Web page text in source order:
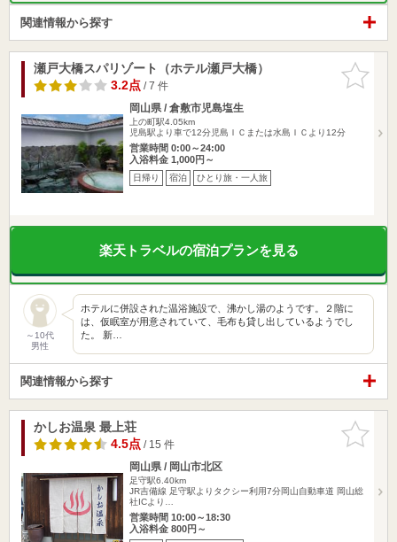
関連情報から探す
お気に入
りに追加
瀬戸大橋スパリゾート（ホテル瀬戸大橋）
3.2点/ 7 件
岡山県 / 倉敷市児島塩生
上の町駅4.05km
児島駅より車で12分児島ＩＣまたは水島ＩＣより12分
営業時間 0:00～24:00
入浴料金 1,000円～
日帰り 宿泊 ひとり旅・一人旅
楽天トラベルの宿泊プランを見る
～10代
男性
ホテルに併設された温浴施設で、沸かし湯のようです。２階に
は、仮眠室が用意されていて、毛布も貸し出しているようでし
た。 新…
関連情報から探す
お気に入
りに追加
かしお温泉 最上荘
4.5点/ 15 件
岡山県 / 岡山市北区
足守駅6.40km
JR吉備線 足守駅よりタクシー利用7分岡山自動車道 岡山総
社ICより…
営業時間 10:00～18:30
入浴料金 800円～